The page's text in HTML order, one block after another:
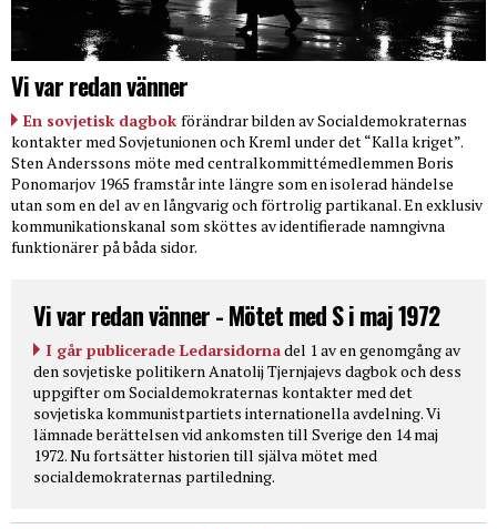
Vi var redan vänner
En sovjetisk dagbok förändrar bilden av Socialdemokraternas
kontakter med Sovjetunionen och Kreml under det “Kalla kriget”.
Sten Anderssons möte med centralkommittémedlemmen Boris
Ponomarjov 1965 framstår inte längre som en isolerad händelse
utan som en del av en långvarig och förtrolig partikanal. En exklusiv
kommunikationskanal som sköttes av identifierade namngivna
funktionärer på båda sidor.
Vi var redan vänner - Mötet med S i maj 1972
I går publicerade Ledarsidornadel 1 av en genomgång av
den sovjetiske politikern Anatolij Tjernjajevs dagbok och dess
uppgifter om Socialdemokraternas kontakter med det
sovjetiska kommunistpartiets internationella avdelning. Vi
lämnade berättelsen vid ankomsten till Sverige den 14 maj
1972. Nu fortsätter historien till själva mötet med
socialdemokraternas partiledning.